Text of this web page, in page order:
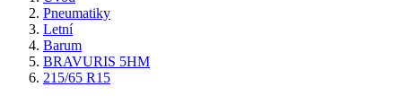
Pneumatiky
Letní
Barum
BRAVURIS 5HM
215/65 R15